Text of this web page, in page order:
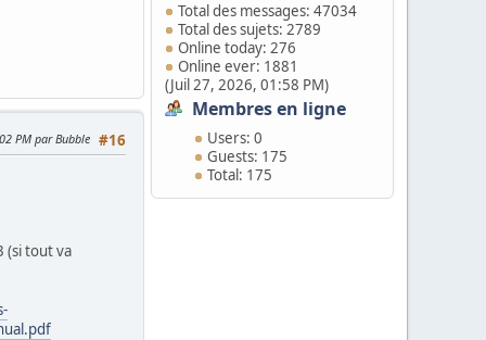
Total des messages: 47034
Total des sujets: 2789
Online today: 276
Online ever: 1881
(Juil 27, 2026, 01:58 PM)
Membres en ligne
Users: 0
Guests: 175
Total: 175
#16
PM par Bubble
(si tout va